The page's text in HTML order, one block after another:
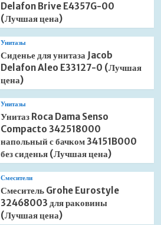
Delafon Brive E4357G-00
(Лучшая цена)
Унитазы
Сиденье для унитаза Jacob
Delafon Aleo E33127-0 (Лучшая
цена)
Унитазы
Унитаз Roca Dama Senso
Compacto 342518000
напольный с бачком 34151B000
без сиденья (Лучшая цена)
Смесители
Смеситель Grohe Eurostyle
32468003 для раковины
(Лучшая цена)